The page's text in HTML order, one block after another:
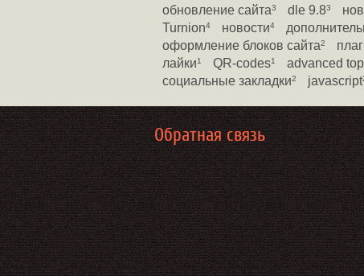
обновление сайта3 dle 9.83
Turnion4 новости4
оформление блоков сайта2
лайки1 QR-codes1 advanced top
социальные закладки2 javascript
Обратная связь